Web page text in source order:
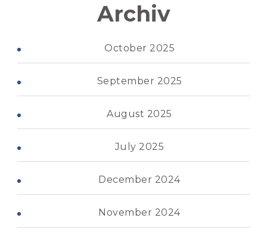
Archiv
October 2025
September 2025
August 2025
July 2025
December 2024
November 2024